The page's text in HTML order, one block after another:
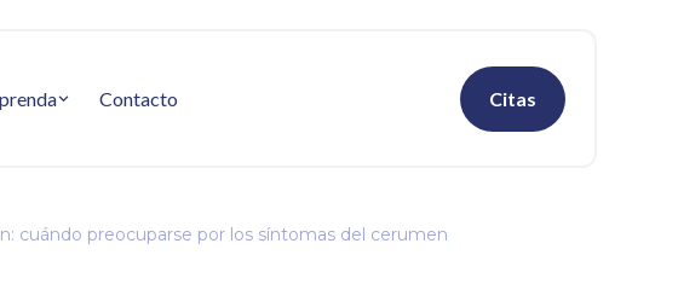
Contacto Citas
cuándo preocuparse por los síntomas del cerumen